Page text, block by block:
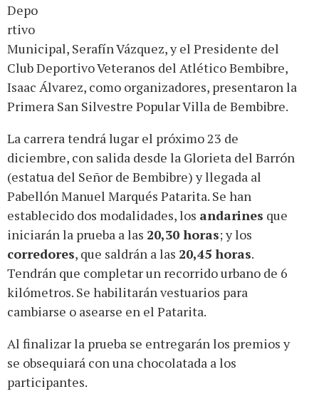
Depo
rtivo
Municipal, Serafín Vázquez, y el Presidente del
Club Deportivo Veteranos del Atlético Bembibre,
Isaac Álvarez, como organizadores, presentaron la
Primera San Silvestre Popular Villa de Bembibre.
La carrera tendrá lugar el próximo 23 de
diciembre, con salida desde la Glorieta del Barrón
(estatua del Señor de Bembibre) y llegada al
Pabellón Manuel Marqués Patarita. Se han
establecido dos modalidades, los andarines que
iniciarán la prueba a las 20,30 horas; y los
corredores, que saldrán a las 20,45 horas.
Tendrán que completar un recorrido urbano de 6
kilómetros. Se habilitarán vestuarios para
cambiarse o asearse en el Patarita.
Al finalizar la prueba se entregarán los premios y
se obsequiará con una chocolatada a los
participantes.